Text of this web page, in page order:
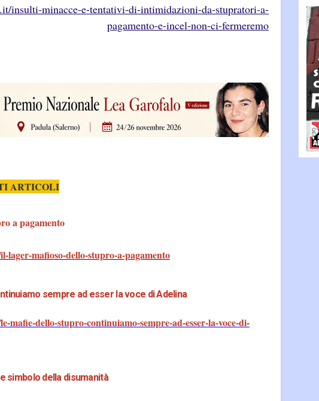
insulti-minacce-e-tentativi-di-intimidazioni-da-stupratori-a-
pagamento-e-incel-non-ci-fermeremo
ARTICOLI
a pagamento
lager-mafioso-dello-stupro-a-pagamento
sempre ad esser la voce di Adelina
mafie-dello-stupro-continuiamo-sempre-ad-esser-la-voce-di-
simbolo della disumanità